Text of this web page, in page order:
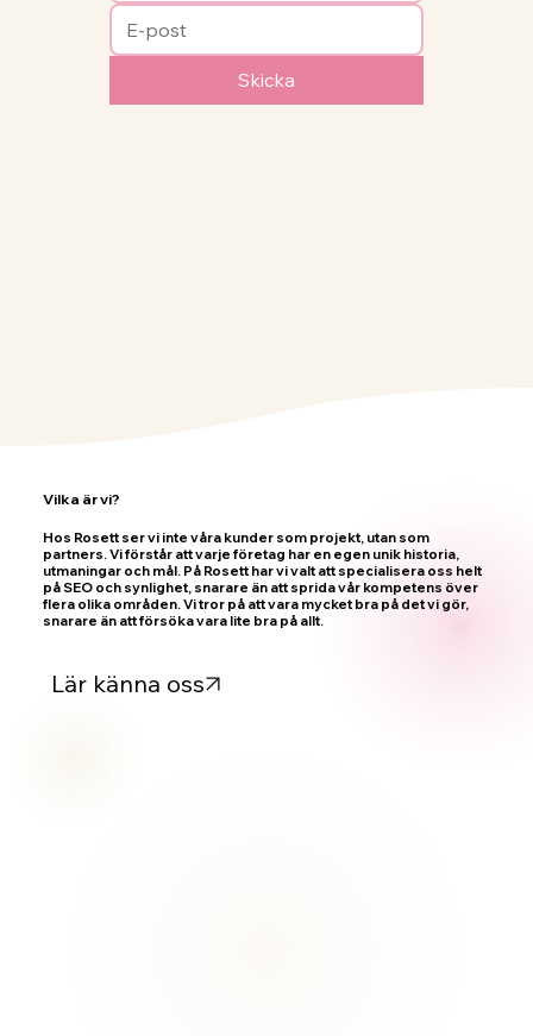
Skicka
Vilka är vi?
Hos Rosett ser vi inte våra kunder som projekt, utan som
partners. Vi förstår att varje företag har en egen unik historia,
utmaningar och mål. På Rosett har vi valt att specialisera oss helt
på SEO och synlighet, snarare än att sprida vår kompetens över
flera olika områden. Vi tror på att vara mycket bra på det vi gör,
snarare än att försöka vara lite bra på allt.
Lär känna oss